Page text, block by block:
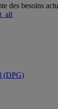
des besoins
(DPG)